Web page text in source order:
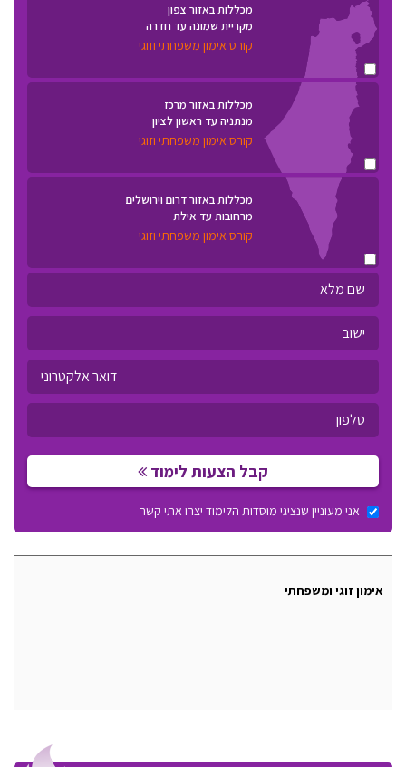
מכללות באזור צפון
מקריית שמונה עד חדרה
קורס אימון משפחתי וזוגי
מכללות באזור מרכז
מנתניה עד ראשון לציון
קורס אימון משפחתי וזוגי
מכללות באזור דרום וירושלים
מרחובות עד אילת
קורס אימון משפחתי וזוגי
קבל הצעות לימוד
אני מעוניין שנציגי מוסדות הלימוד יצרו אתי קשר
אימון זוגי ומשפחתי